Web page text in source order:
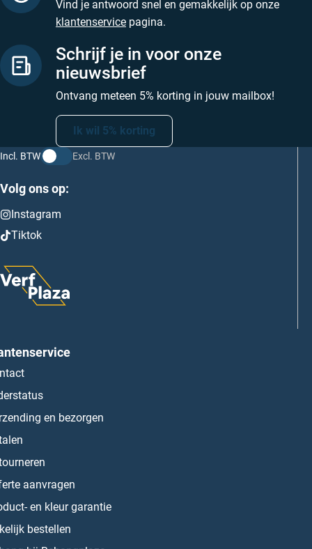
Vind je antwoord snel en gemakkelijk op onze
klantenservice pagina.
Schrijf je in voor onze
nieuwsbrief
Ontvang meteen 5% korting in jouw mailbox!
Ik wil 5% korting
Incl. BTW Excl. BTW
Volg ons op:
Instagram
Tiktok
en bezorgen
aanvragen
en kleur garantie
bestellen